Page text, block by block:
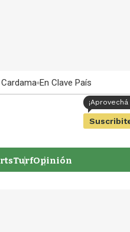
En Clave País
TurfOpinión